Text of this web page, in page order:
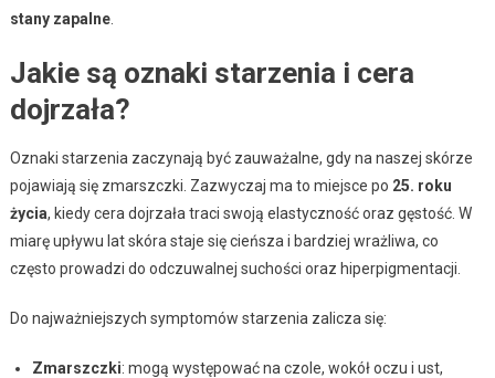
stany zapalne.
Jakie są oznaki starzenia i cera
dojrzała?
Oznaki starzenia zaczynają być zauważalne, gdy na naszej skórze
pojawiają się zmarszczki. Zazwyczaj ma to miejsce po 25. roku
życia, kiedy cera dojrzała traci swoją elastyczność oraz gęstość. W
miarę upływu lat skóra staje się cieńsza i bardziej wrażliwa, co
często prowadzi do odczuwalnej suchości oraz hiperpigmentacji.
Do najważniejszych symptomów starzenia zalicza się:
Zmarszczki: mogą występować na czole, wokół oczu i ust,